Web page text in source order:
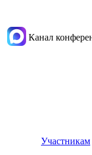
Канал
Участникам